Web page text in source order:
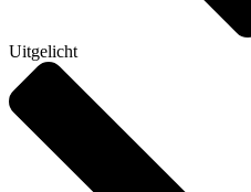
Uitgelicht